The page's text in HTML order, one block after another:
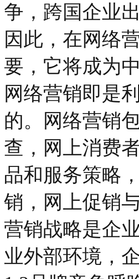
争，跨国企业
因此，在网络
要，它将成为
网络营销即是
的。网络营销
查，网上消费
品和服务策略
销，网上促销
营销战略是企
业外部环境，